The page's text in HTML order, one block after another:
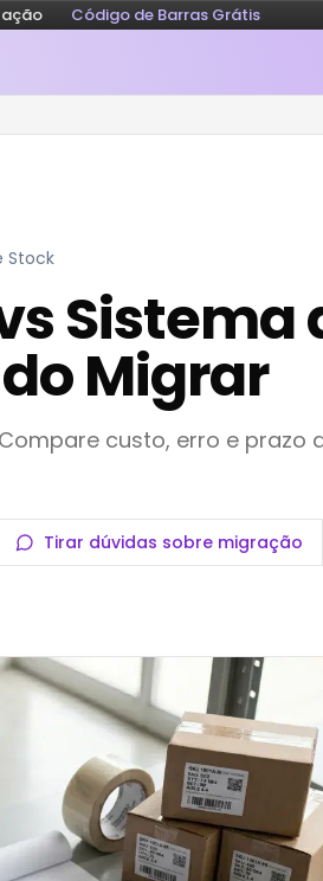
Código de Barras Grátis
Stock
Sistema
Migrar
custo, erro e prazo
Tirar dúvidas sobre migração